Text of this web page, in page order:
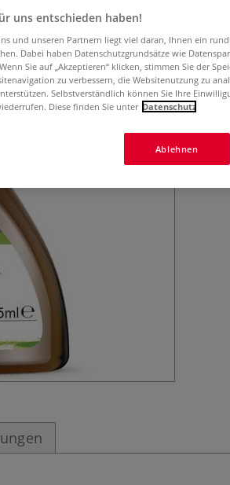
zum
uns entschieden haben!
und unseren Partnern liegt viel daran, Ihnen ein
Dabei haben Datenschutzgrundsätze wie
Sie auf „Akzeptieren“ klicken, stimmen Sie der
zu verbessern, die Websitenutzung zu
Selbstverständlich können Sie Ihre
Diese finden Sie unter Datenschutz
Ablehnen